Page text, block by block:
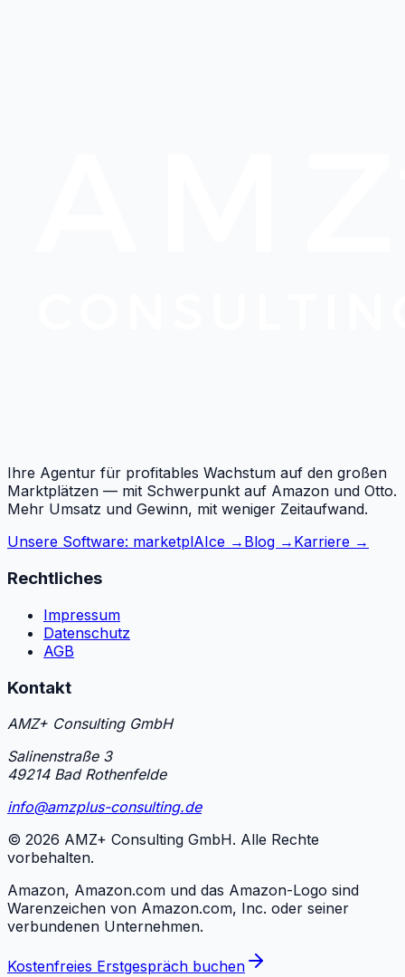
Ihre Agentur für profitables Wachstum auf den großen
Marktplätzen — mit Schwerpunkt auf Amazon und Otto.
Mehr Umsatz und Gewinn, mit weniger Zeitaufwand.
Unsere Software: marketplAIce → Blog → Karriere →
Rechtliches
Impressum
Datenschutz
AGB
Kontakt
AMZ+ Consulting GmbH
Salinenstraße 3
49214 Bad Rothenfelde
info@amzplus-consulting.de
© 2026 AMZ+ Consulting GmbH. Alle Rechte
vorbehalten.
Amazon, Amazon.com und das Amazon-Logo sind
Warenzeichen von Amazon.com, Inc. oder seiner
verbundenen Unternehmen.
Kostenfreies Erstgespräch buchen